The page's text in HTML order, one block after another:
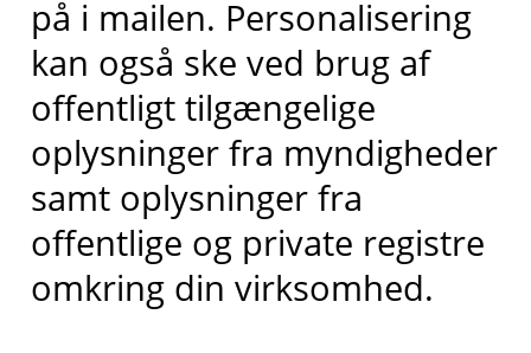
på i mailen. Personalisering
kan også ske ved brug af
offentligt tilgængelige
oplysninger fra myndigheder
samt oplysninger fra
offentlige og private registre
omkring din virksomhed.